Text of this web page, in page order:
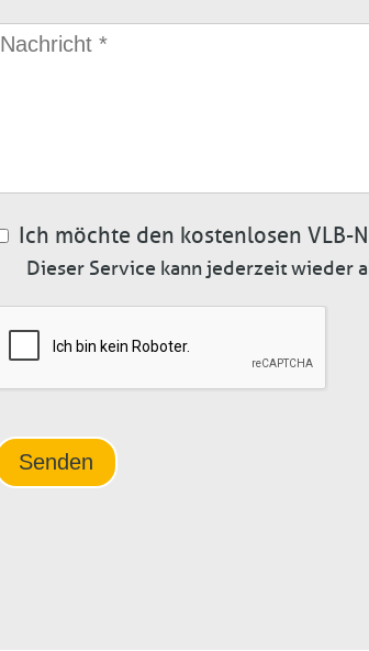
Nachricht
Ich möchte den kostenlosen VLB-
Dieser Service kann jederzeit wieder